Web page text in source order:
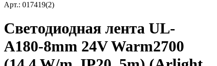
Арт.: 017419(2)
Светодиодная лента UL-
A180-8mm 24V Warm2700